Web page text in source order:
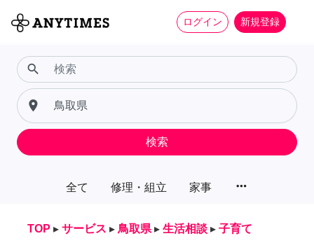
ログイン 新規登録
全て 修理・組立 家事 more_horiz
search
place
検索
TOP ▸ サービス ▸ 鳥取県 ▸ 生活相談 ▸ 子育て